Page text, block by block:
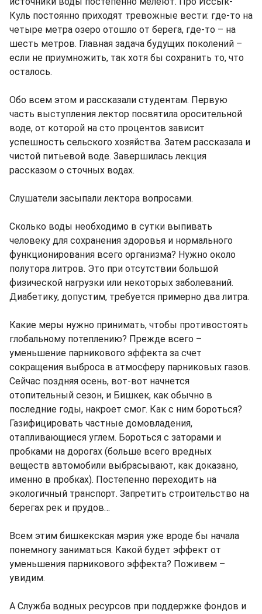
Куль постоянно приходят тревожные вести: где-то на
четыре метра озеро отошло от берега, где-то – на
шесть метров. Главная задача будущих поколений –
если не приумножить, так хотя бы сохранить то, что
осталось.
Обо всем этом и рассказали студентам. Первую
часть выступления лектор посвятила оросительной
воде, от которой на сто процентов зависит
успешность сельского хозяйства. Затем рассказала и
чистой питьевой воде. Завершилась лекция
рассказом о сточных водах.
Слушатели засыпали лектора вопросами.
Сколько воды необходимо в сутки выпивать
человеку для сохранения здоровья и нормального
функционирования всего организма? Нужно около
полутора литров. Это при отсутствии большой
физической нагрузки или некоторых заболеваний.
Диабетику, допустим, требуется примерно два литра.
Какие меры нужно принимать, чтобы противостоять
глобальному потеплению? Прежде всего –
уменьшение парникового эффекта за счет
сокращения выброса в атмосферу парниковых газов.
Сейчас поздняя осень, вот-вот начнется
отопительный сезон, и Бишкек, как обычно в
последние годы, накроет смог. Как с ним бороться?
Газифицировать частные домовладения,
отапливающиеся углем. Бороться с заторами и
пробками на дорогах (больше всего вредных
веществ автомобили выбрасывают, как доказано,
именно в пробках). Постепенно переходить на
экологичный транспорт. Запретить строительство на
берегах рек и прудов…
Всем этим бишкекская мэрия уже вроде бы начала
понемногу заниматься. Какой будет эффект от
уменьшения парникового эффекта? Поживем –
увидим.
А Служба водных ресурсов при поддержке фондов и